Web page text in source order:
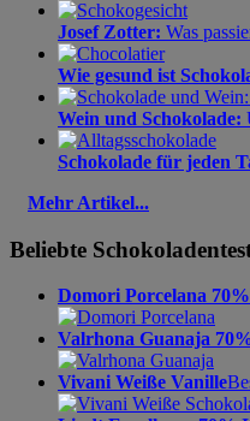
Josef Zotter: Was
Wie gesund ist
Wein und Schokolade:
Schokolade für jeden
Mehr Artikel...
Beliebte
Domori Porcelana 70%
Valrhona Guanaja
Vivani Weiße Vanille